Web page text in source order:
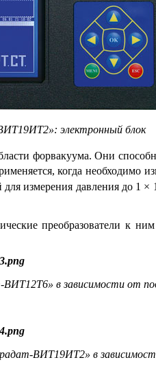
электронный блок
форвакуума. Они
когда необходимо
измерения давления до 1 ×
преобразователи к
в зависимости от
ВИТ19ИТ2» в